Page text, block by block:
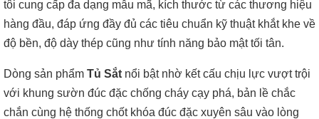
tôi cung cấp đa dạng mẫu mã, kích thước từ các thương hiệu
hàng đầu, đáp ứng đầy đủ các tiêu chuẩn kỹ thuật khắt khe về
độ bền, độ dày thép cũng như tính năng bảo mật tối tân.
Dòng sản phẩm Tủ Sắt nổi bật nhờ kết cấu chịu lực vượt trội
với khung sườn đúc đặc chống cháy cạy phá, bản lề chắc
chắn cùng hệ thống chốt khóa đúc đặc xuyên sâu vào lòng